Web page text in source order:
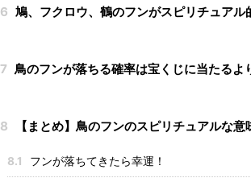
6 鳩、フクロウ、鶴のフンがスピリチュアル
7 鳥のフンが落ちる確率は宝くじに当たるよ
8 【まとめ】鳥のフンのスピリチュアルな意
8.1 フンが落ちてきたら幸運！